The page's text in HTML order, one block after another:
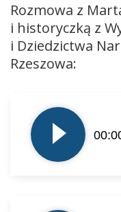
Rozmowa z
i historyczką z
i Dziedzictwa
Rzeszowa:
plików
dźwiękowych